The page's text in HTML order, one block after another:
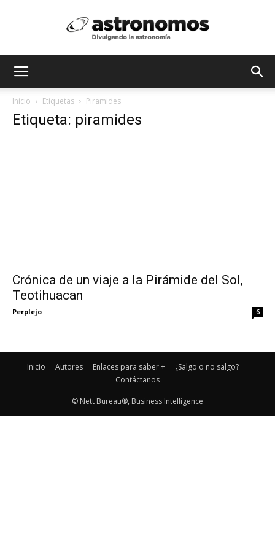
MX
Inicio Etiquetas Piramides
Etiqueta: piramides
Crónica de un viaje a la Pirámide del Sol,
Teotihuacan
Perplejo 6
Inicio Autores Enlaces para saber +
¿Salgo o no salgo?
Contáctanos
© Nett Bureau®, Business Intelligence